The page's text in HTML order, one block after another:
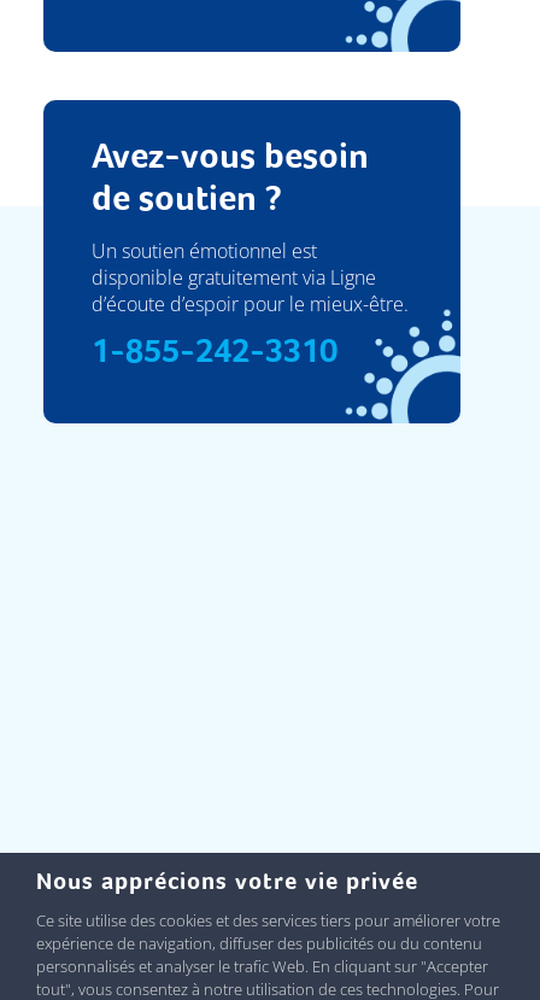
Avez-vous besoin
de soutien ?
Un soutien émotionnel est
disponible gratuitement via Ligne
d’écoute d’espoir pour le mieux-être.
1-855-242-3310
Nous apprécions votre vie privée
Ce site utilise des cookies et des services tiers pour améliorer votre
expérience de navigation, diffuser des publicités ou du contenu
personnalisés et analyser le trafic Web. En cliquant sur "Accepter
tout", vous consentez à notre utilisation de ces technologies. Pour